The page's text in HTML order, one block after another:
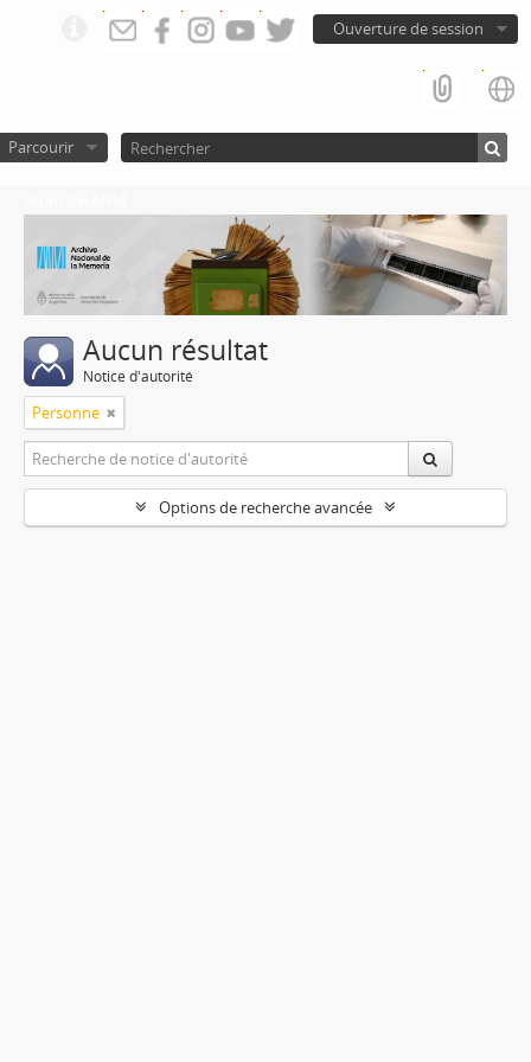
Ouverture de session
Parcourir
Aucun résultat
Notice d'autorité
Personne
Options de recherche avancée